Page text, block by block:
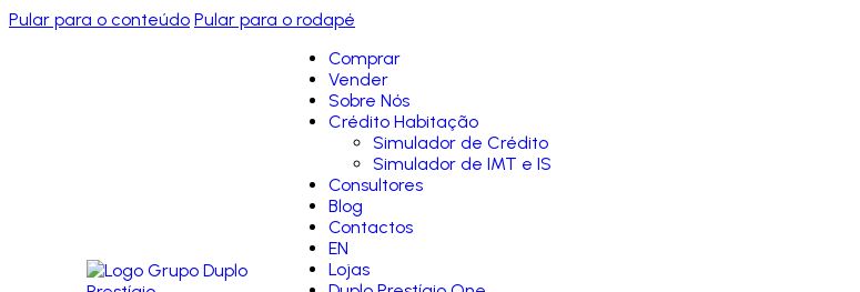
Pular para o conteúdo Pular para o rodapé
Comprar
Vender
Sobre Nós
Crédito Habitação
Simulador de Crédito
Simulador de IMT e IS
Consultores
Blog
Contactos
EN
Lojas